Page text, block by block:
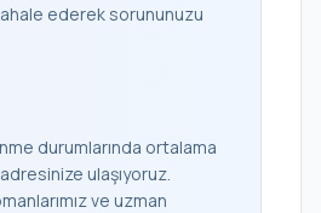
ederek sorununuzu
durumlarında ortalama
ulaşıyoruz.
ve uzman